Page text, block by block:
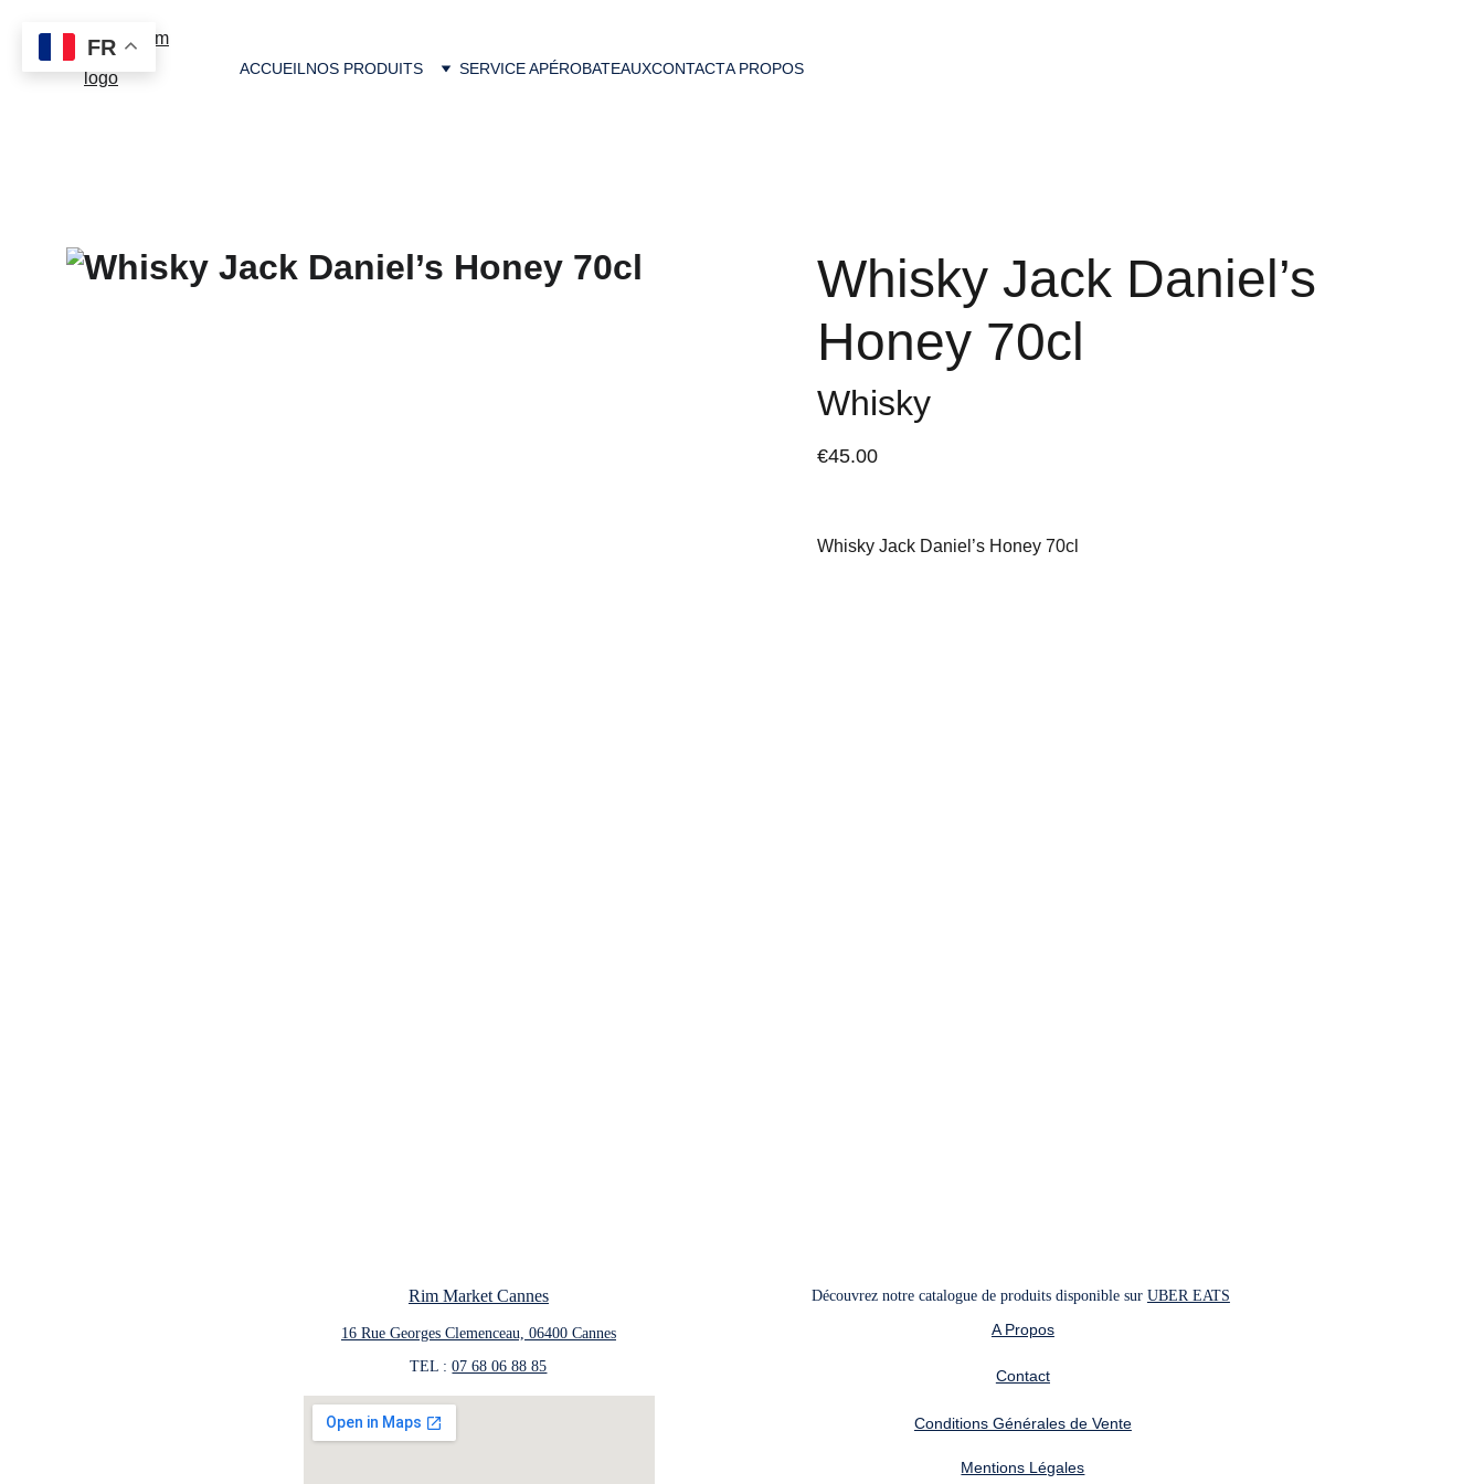
ACCUEIL NOS PRODUITS SERVICE APÉROBATEAUXCONTACTA PROPOS
Whisky Jack Daniel’s
Honey 70cl
Whisky
€45.00
Whisky Jack Daniel’s Honey 70cl
Contact
A Propos
Conditions Générales de Vente
Mentions Légales
Découvrez notre catalogue de produits disponible sur UBER EATS
Rim Market Cannes
16 Rue Georges Clemenceau, 06400 Cannes
TEL : 07 68 06 88 85
FR